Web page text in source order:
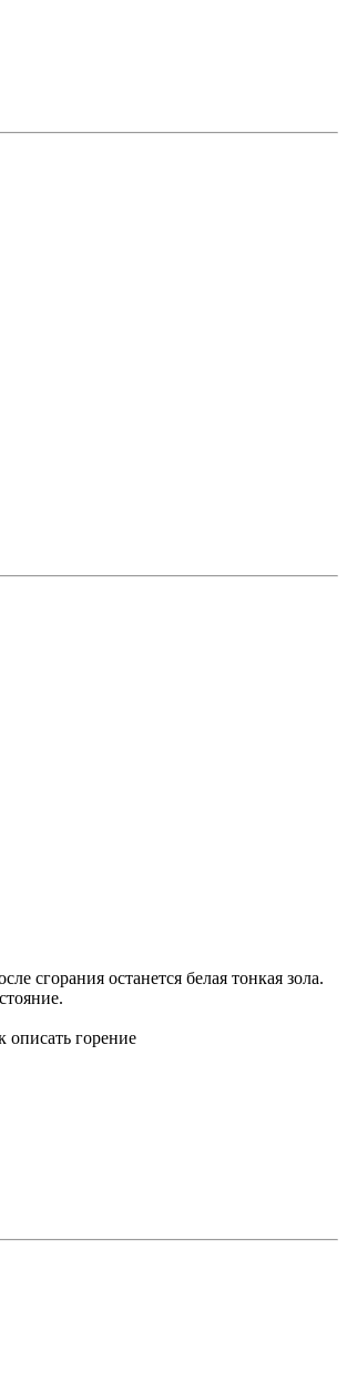
сгорания останется белая тонкая зола.
описать горение